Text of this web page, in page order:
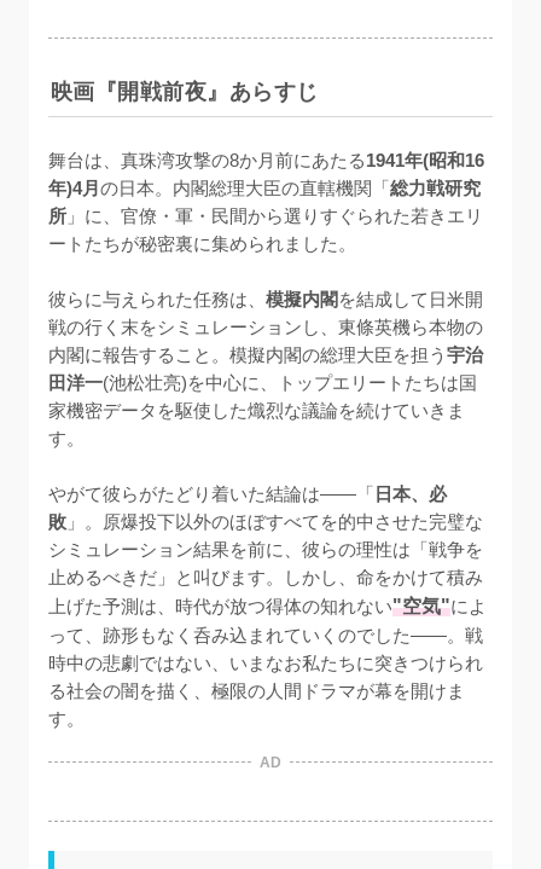
映画『開戦前夜』あらすじ
舞台は、真珠湾攻撃の8か月前にあたる1941年(昭和16
年)4月 の日本。内閣総理大臣の直轄機関「総力戦研究
所 」に、官僚・軍・民間から選りすぐられた若きエリ
ートたちが秘密裏に集められました。
彼らに与えられた任務は、 模擬内閣 を結成して日米開
戦の行く末をシミュレーションし、東條英機ら本物の
内閣に報告すること。模擬内閣の総理大臣を担う 宇治
田洋一(池松壮亮)を中心に、トップエリートたちは国
家機密データを駆使した熾烈な議論を続けていきま
す。
やがて彼らがたどり着いた結論は——「 日本、必
敗 」。原爆投下以外のほぼすべてを的中させた完璧な
シミュレーション結果を前に、彼らの理性は「戦争を
止めるべきだ」と叫びます。しかし、命をかけて積み
上げた予測は、時代が放つ得体の知れない"空気"によ
って、跡形もなく呑み込まれていくのでした——。戦
時中の悲劇ではない、いまなお私たちに突きつけられ
る社会の闇を描く、極限の人間ドラマが幕を開けま
す。
AD